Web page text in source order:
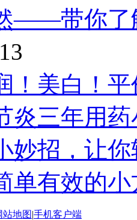
——带你了
！美白！
炎三年用
妙招，让
单有效的
站地图|手机客户端